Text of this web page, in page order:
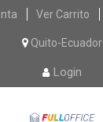
Skip
content
Ver Carrito
Quito-Ecuador
Login